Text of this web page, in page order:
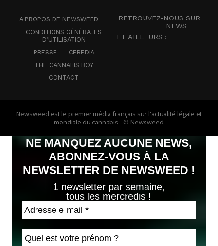
A PROPOS DE NEWSWEED
CONDITIONS GÉNÉRALES
D’UTILISATION
PRESSE
CEBEDIA
THE CANNABIS BOY
CONTACT
RETROUVEZ-NOUS SUR
NEWS
ET AILLEURS :
Newsweed est le premier média français sur l'actualité légale et
mondiale du cannabis - © Newsweed
NE MANQUEZ AUCUNE NEWS,
ABONNEZ-VOUS À LA
NEWSLETTER DE NEWSWEED !
1 newsletter par semaine,
tous les mercredis !